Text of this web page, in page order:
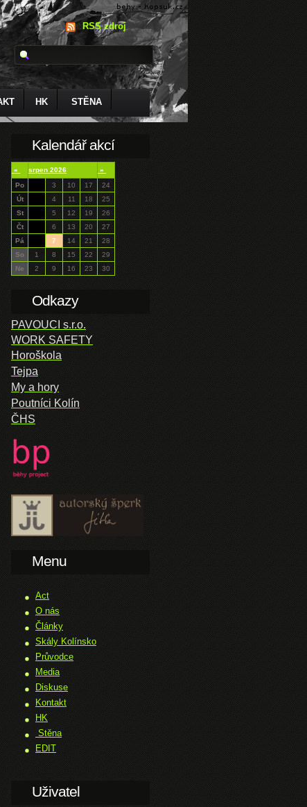
RSS zdroj
HK STĚNA
Kalendář akcí
« srpen 2026
»
Po
3 10 17
24
Út
4 11 18
25
St
5 12 19
26
Čt
6 13 20
27
Pá
7 14 21
28
So
1 8 15 22
29
Ne
2 9 16 23 30
Odkazy
PAVOUCI s.r.o.
WORK SAFETY
Horoškola
Tejpa
My a hory
Poutníci Kolín
ČHS
Menu
Act
O nás
Články
Skály Kolínsko
Průvodce
Media
Diskuse
Kontakt
HK
Stěna
EDIT
Uživatel